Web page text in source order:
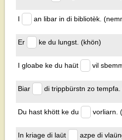
I an libar in di bibliotèk.
Er ke du lungst. (khön)
I gloabe ke du haüt vil
Biar di trippbürstn zo tempfa.
Du hast khött ke du vorliarn.
In kriage di laüt azpe di